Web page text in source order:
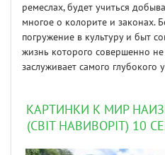
ремеслах, будет учиться
многое о колорите и законах.
погружение в культуру и быт
жизнь которого совершенно
заслуживает самого глубокого
КАРТИНКИ К МИР
(СВIТ НАВИВОРIТ) 10